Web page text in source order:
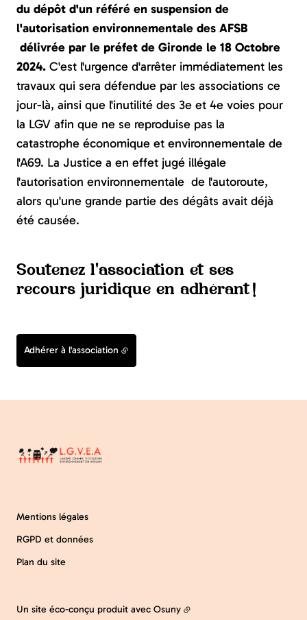
du dépôt d'un référé en suspension de
l'autorisation environnementale des AFSB
délivrée par le préfet de Gironde le 18 Octobre
2024. C'est l'urgence d'arrêter immédiatement les
travaux qui sera défendue par les associations ce
jour-là, ainsi que l'inutilité des 3e et 4e voies pour
la LGV afin que ne se reproduise pas la
catastrophe économique et environnementale de
l'A69. La Justice a en effet jugé illégale
l'autorisation environnementale de l'autoroute,
alors qu'une grande partie des dégâts avait déjà
été causée.
Soutenez l'association et ses
recours juridique en adhérant !
Adhérer à l'association
Mentions légales
RGPD et données
Plan du site
Un site éco-conçu produit avec Osuny